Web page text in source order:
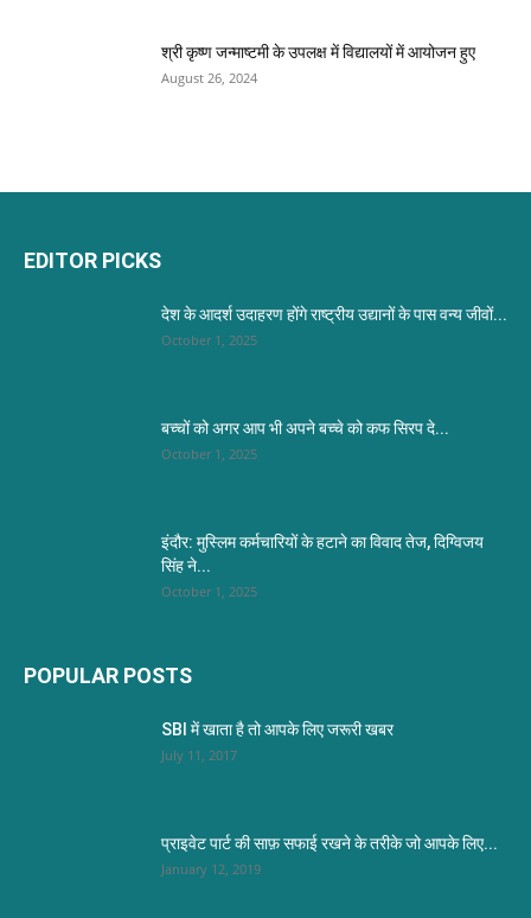
श्री कृष्ण जन्माष्टमी के उपलक्ष में विद्यालयों में आयोजन हुए
August 26, 2024
EDITOR PICKS
देश के आदर्श उदाहरण होंगे राष्ट्रीय उद्यानों के पास वन्य जीवों...
October 1, 2025
बच्चों को अगर आप भी अपने बच्चे को कफ सिरप दे...
October 1, 2025
इंदौर: मुस्लिम कर्मचारियों के हटाने का विवाद तेज, दिग्विजय
सिंह ने...
October 1, 2025
POPULAR POSTS
SBI में खाता है तो आपके लिए जरूरी खबर
July 11, 2017
प्राइवेट पार्ट की साफ़ सफाई रखने के तरीके जो आपके लिए...
January 12, 2019